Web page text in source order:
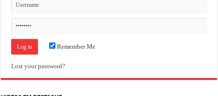
Remember Me
Lost your password?